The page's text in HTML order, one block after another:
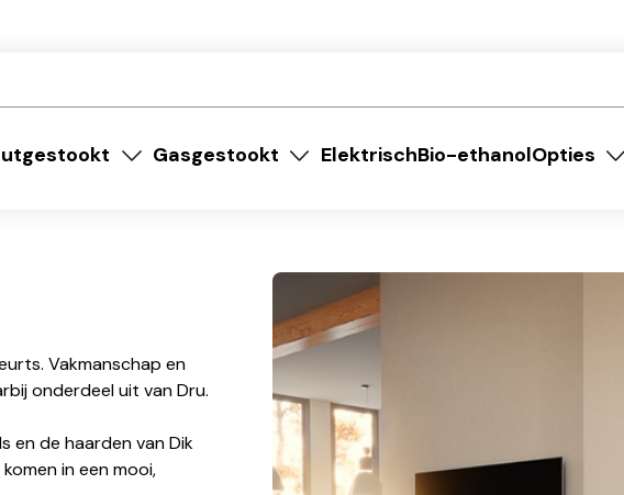
Gasgestookt ElektrischBio-ethanolOpties
Vakmanschap en
onderdeel uit van Dru.
en de haarden van Dik
in een mooi,